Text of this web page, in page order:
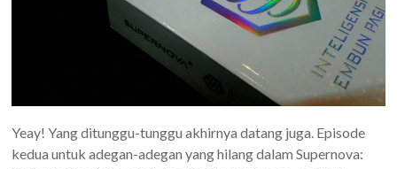
Yeay! Yang ditunggu-tunggu akhirnya datang juga. Episode
kedua untuk adegan-adegan yang hilang dalam Supernova: